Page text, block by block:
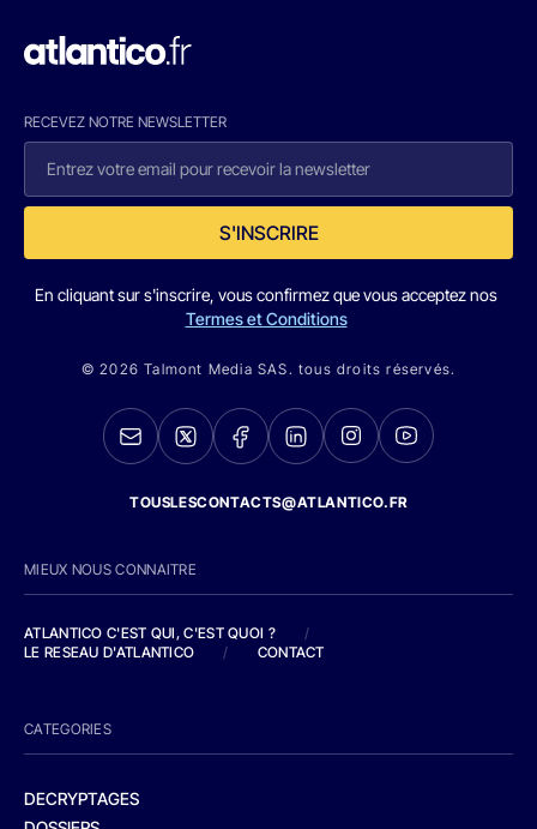
RECEVEZ NOTRE NEWSLETTER
S'INSCRIRE
En cliquant sur s'inscrire, vous confirmez que vous acceptez nos
Termes et Conditions
© 2026 Talmont Media SAS. tous droits réservés.
TOUSLESCONTACTS@ATLANTICO.FR
MIEUX NOUS CONNAITRE
ATLANTICO C'EST QUI, C'EST QUOI ?
/
LE RESEAU D'ATLANTICO
/ CONTACT
CATEGORIES
DECRYPTAGES